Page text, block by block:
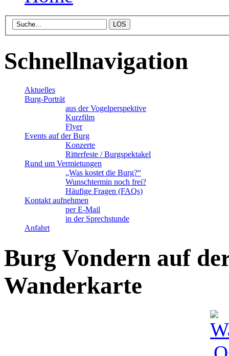
Schnellnavigation
Aktuelles
Burg-Porträt
aus der Vogelperspektive
Kurzfilm
Flyer
Events auf der Burg
Konzerte
Ritterfeste / Burgspektakel
Rund um Vermietungen
„Was kostet die Burg?“
Wunschtermin noch frei?
Häufige Fragen (FAQs)
Kontakt aufnehmen
per E-Mail
in der Sprechstunde
Anfahrt
Burg Vondern auf
Wanderkarte